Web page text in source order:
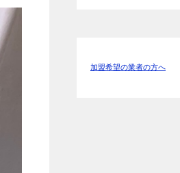
加盟希望の業者の方へ